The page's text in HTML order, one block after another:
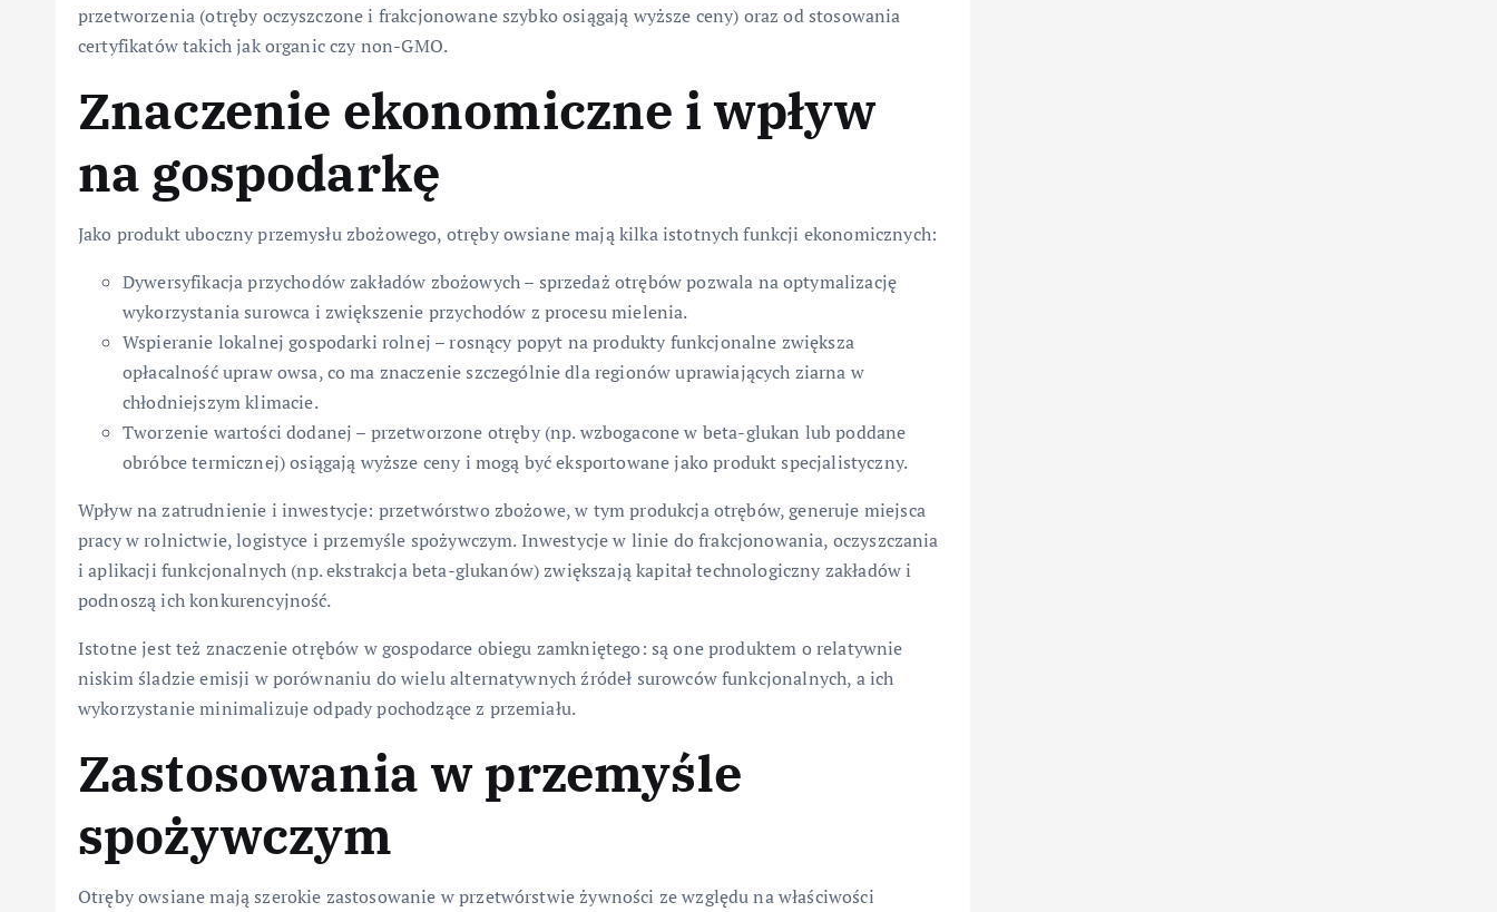
przetworzenia (otręby oczyszczone i frakcjonowane szybko osiągają wyższe ceny) oraz od stosowania
certyfikatów takich jak organic czy non-GMO.
Znaczenie ekonomiczne i wpływ
na gospodarkę
Jako produkt uboczny przemysłu zbożowego, otręby owsiane mają kilka istotnych funkcji ekonomicznych:
Dywersyfikacja przychodów zakładów zbożowych – sprzedaż otrębów pozwala na optymalizację
wykorzystania surowca i zwiększenie przychodów z procesu mielenia.
Wspieranie lokalnej gospodarki rolnej – rosnący popyt na produkty funkcjonalne zwiększa
opłacalność upraw owsa, co ma znaczenie szczególnie dla regionów uprawiających ziarna w
chłodniejszym klimacie.
Tworzenie wartości dodanej – przetworzone otręby (np. wzbogacone w beta-glukan lub poddane
obróbce termicznej) osiągają wyższe ceny i mogą być eksportowane jako produkt specjalistyczny.
Wpływ na zatrudnienie i inwestycje: przetwórstwo zbożowe, w tym produkcja otrębów, generuje miejsca
pracy w rolnictwie, logistyce i przemyśle spożywczym. Inwestycje w linie do frakcjonowania, oczyszczania
i aplikacji funkcjonalnych (np. ekstrakcja beta-glukanów) zwiększają kapitał technologiczny zakładów i
podnoszą ich konkurencyjność.
Istotne jest też znaczenie otrębów w gospodarce obiegu zamkniętego: są one produktem o relatywnie
niskim śladzie emisji w porównaniu do wielu alternatywnych źródeł surowców funkcjonalnych, a ich
wykorzystanie minimalizuje odpady pochodzące z przemiału.
Zastosowania w przemyśle
spożywczym
Otręby owsiane mają szerokie zastosowanie w przetwórstwie żywności ze względu na właściwości